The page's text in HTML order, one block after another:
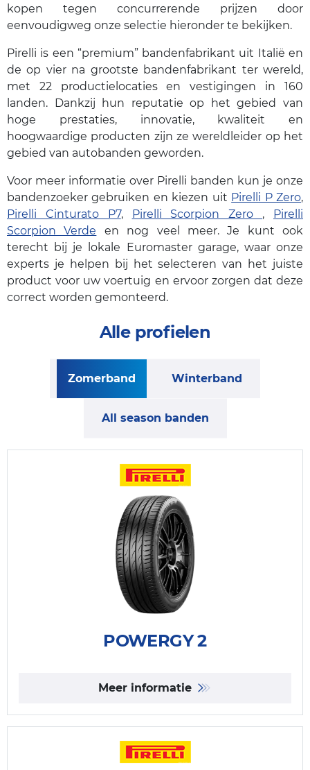
kopen tegen concurrerende prijzen door
eenvoudigweg onze selectie hieronder te bekijken.
Pirelli is een “premium” bandenfabrikant uit Italië en
de op vier na grootste bandenfabrikant ter wereld,
met 22 productielocaties en vestigingen in 160
landen. Dankzij hun reputatie op het gebied van
hoge prestaties, innovatie, kwaliteit en
hoogwaardige producten zijn ze wereldleider op het
gebied van autobanden geworden.
Voor meer informatie over Pirelli banden kun je onze
bandenzoeker gebruiken en kiezen uit Pirelli P Zero,
Pirelli Cinturato P7, Pirelli Scorpion Zero ,
Pirelli
Scorpion Verde en nog veel meer. Je kunt ook
terecht bij je lokale Euromaster garage, waar onze
experts je helpen bij het selecteren van het juiste
product voor uw voertuig en ervoor zorgen dat deze
correct worden gemonteerd.
Alle profielen
Zomerband Winterband
All season banden
POWERGY 2
Meer informatie